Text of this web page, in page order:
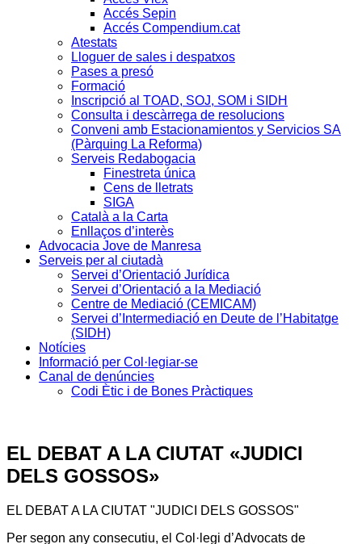
Accés Sepin
Accés Compendium.cat
Atestats
Lloguer de sales i despatxos
Pases a presó
Formació
Inscripció al TOAD, SOJ, SOM i SIDH
Consulta i descàrrega de resolucions
Conveni amb Estacionamientos y Servicios SA
(Pàrquing La Reforma)
Serveis Redabogacia
Finestreta única
Cens de lletrats
SIGA
Català a la Carta
Enllaços d’interès
Advocacia Jove de Manresa
Serveis per al ciutadà
Servei d’Orientació Jurídica
Servei d’Orientació a la Mediació
Centre de Mediació (CEMICAM)
Servei d’Intermediació en Deute de l’Habitatge
(SIDH)
Notícies
Informació per Col·legiar-se
Canal de denúncies
Codi Ètic i de Bones Pràctiques
EL DEBAT A LA CIUTAT «JUDICI
DELS GOSSOS»
EL DEBAT A LA CIUTAT "JUDICI DELS GOSSOS"
Per segon any consecutiu, el Col·legi d’Advocats de